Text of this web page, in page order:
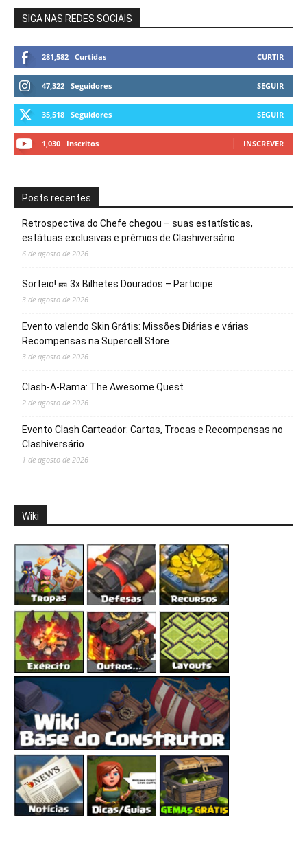
SIGA NAS REDES SOCIAIS
281,582 Curtidas CURTIR
47,322 Seguidores SEGUIR
35,518 Seguidores SEGUIR
1,030 Inscritos INSCREVER
Posts recentes
Retrospectiva do Chefe chegou – suas estatísticas,
estátuas exclusivas e prêmios de Clashiversário
6 de agosto de 2026
Sorteio! 🎫 3x Bilhetes Dourados – Participe
3 de agosto de 2026
Evento valendo Skin Grátis: Missões Diárias e várias
Recompensas na Supercell Store
3 de agosto de 2026
Clash-A-Rama: The Awesome Quest
2 de agosto de 2026
Evento Clash Carteador: Cartas, Trocas e Recompensas no
Clashiversário
1 de agosto de 2026
Wiki